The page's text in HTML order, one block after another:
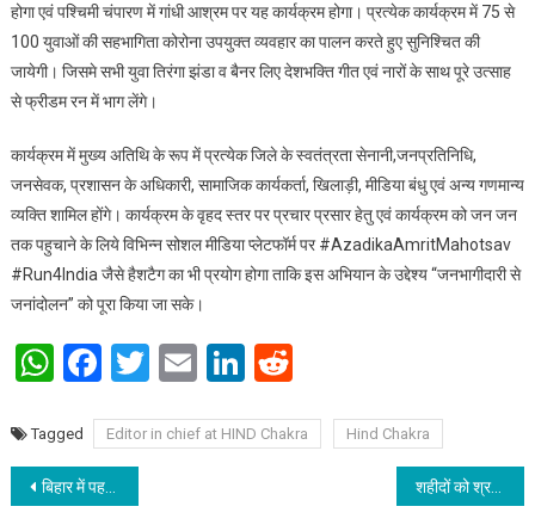
होगा एवं पश्चिमी चंपारण में गांधी आश्रम पर यह कार्यक्रम होगा। प्रत्येक कार्यक्रम में 75 से
100 युवाओं की सहभागिता कोरोना उपयुक्त व्यवहार का पालन करते हुए सुनिश्चित की
जायेगी। जिसमे सभी युवा तिरंगा झंडा व बैनर लिए देशभक्ति गीत एवं नारों के साथ पूरे उत्साह
से फ्रीडम रन में भाग लेंगे।
कार्यक्रम में मुख्य अतिथि के रूप में प्रत्येक जिले के स्वतंत्रता सेनानी,जनप्रतिनिधि,
जनसेवक, प्रशासन के अधिकारी, सामाजिक कार्यकर्ता, खिलाड़ी, मीडिया बंधु एवं अन्य गणमान्य
व्यक्ति शामिल होंगे। कार्यक्रम के वृहद स्तर पर प्रचार प्रसार हेतु एवं कार्यक्रम को जन जन
तक पहुचाने के लिये विभिन्न सोशल मीडिया प्लेटफॉर्म पर #AzadikaAmritMahotsav
#Run4India जैसे हैशटैग का भी प्रयोग होगा ताकि इस अभियान के उद्देश्य “जनभागीदारी से
जनांदोलन” को पूरा किया जा सके।
WhatsApp
Facebook
Twitter
EmailLinkedIn
Reddit
Tagged Editor in chief at HIND Chakra Hind Chakra
Post navigation
बिहार में पहली बार होने वाली फिल्म अवार्ड शो की तैयारियाँ हुई पूरी शहीदों को श्रद्धांजलि